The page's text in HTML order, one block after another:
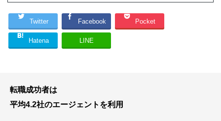
Twitter Facebook Pocket
Hatena LINE
転職成功者は
平均4.2社のエージェントを利用